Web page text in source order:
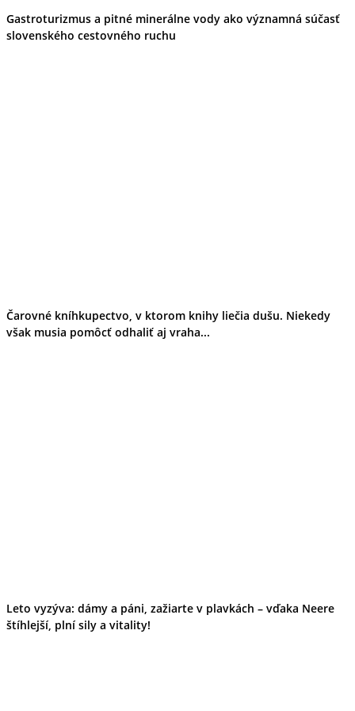
Výstava
Galéria
Gastroturizmus a pitné minerálne vody ako významná súčasť
slovenského cestovného ruchu
Čarovné kníhkupectvo, v ktorom knihy liečia dušu. Niekedy
však musia pomôcť odhaliť aj vraha...
Leto vyzýva: dámy a páni, zažiarte v plavkách – vďaka Neere
štíhlejší, plní sily a vitality!